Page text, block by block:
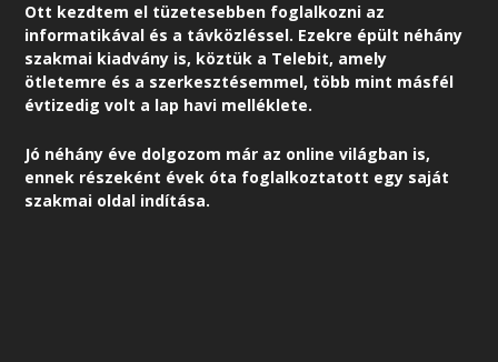
Ott kezdtem el tüzetesebben foglalkozni az
informatikával és a távközléssel. Ezekre épült néhány
szakmai kiadvány is, köztük a Telebit, amely
ötletemre és a szerkesztésemmel, több mint másfél
évtizedig volt a lap havi melléklete.
Jó néhány éve dolgozom már az online világban is,
ennek részeként évek óta foglalkoztatott egy saját
szakmai oldal indítása.